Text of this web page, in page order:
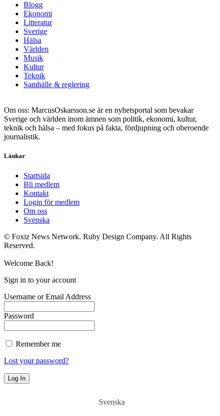
Blogg
Ekonomi
Litteratur
Sverige
Hälsa
Världen
Musik
Kultur
Teknik
Samhälle & reglering
Om oss: MarcusOskarsson.se är en nyhetsportal som bevakar
Sverige och världen inom ämnen som politik, ekonomi, kultur,
teknik och hälsa – med fokus på fakta, fördjupning och oberoende
journalistik.
Länkar
Startsida
Bli medlem
Kontakt
Login för medlem
Om oss
Svenska
© Foxiz News Network. Ruby Design Company. All Rights
Reserved.
Welcome Back!
Sign in to your account
Username or Email Address
Password
Remember me
Lost your password?
Svenska